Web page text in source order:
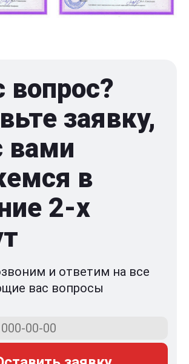
вопрос?
заявку,
в
2-x
и ответим на все
вас вопросы